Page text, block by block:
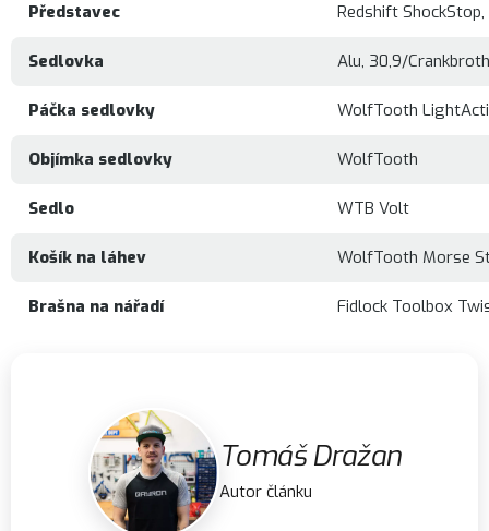
Představec Redshift
Sedlovka Alu, 30,9/
Páčka sedlovky WolfTooth
Objímka sedlovky WolfTooth
Sedlo WTB Volt
Košík na láhev WolfTooth Morse
Brašna na nářadí Fidlock Toolbox
Tomáš Dražan
Autor článku